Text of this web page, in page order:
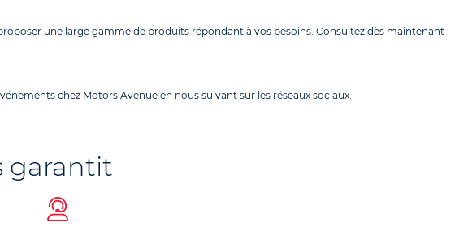
une large gamme de produits répondant à vos besoins. Consultez dès maintenant
chez Motors Avenue en nous suivant sur les réseaux sociaux.
garantit